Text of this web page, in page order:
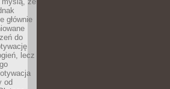
głównie
do
lecz
od